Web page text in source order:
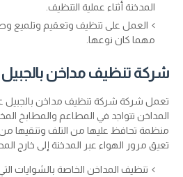
المدخنة أثناء عملية التنظيف.
العمل على تنظيف وتعقيم وتلميع
مهما كان نوعها.
شركة تنظيف مداخن بالجبيل
تعمل شركة شركة تنظيف مداخن بالجبيل
المداخن تتواجد في المطاعم والمطابخ
منظمة تحافظ عليها من التلف وتنقيها
تعيق مرور الهواء عبر المدخنة إلى خارج
تنظيف المداخن الخاصة بالشوايات